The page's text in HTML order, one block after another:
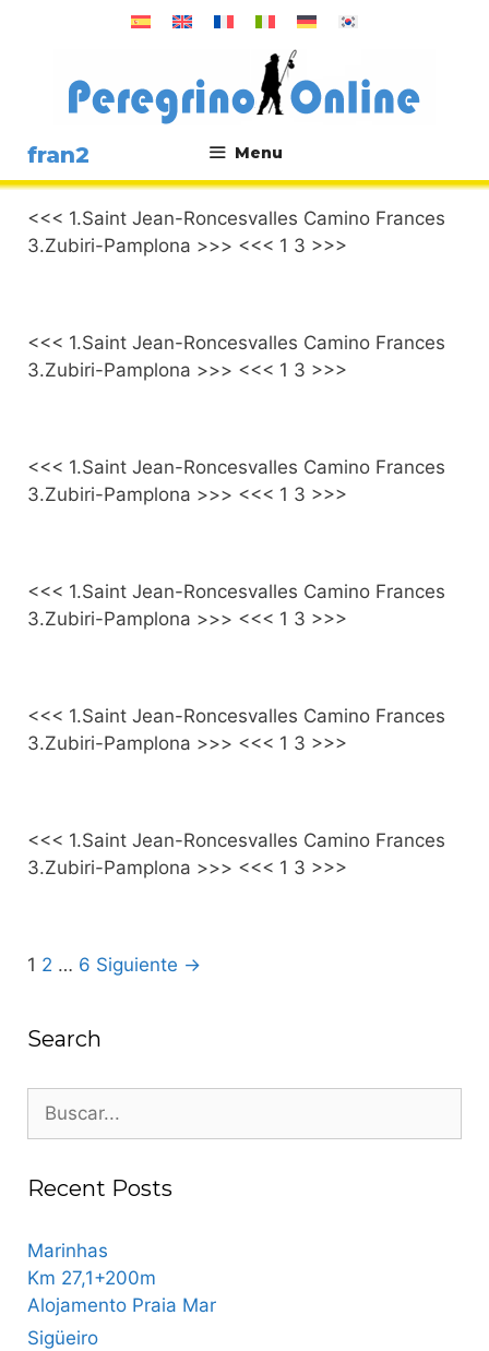
Menu
.
fran2
<<< 1.Saint Jean-Roncesvalles Camino Frances
3.Zubiri-Pamplona >>> <<< 1 3 >>>
<<< 1.Saint Jean-Roncesvalles Camino Frances
3.Zubiri-Pamplona >>> <<< 1 3 >>>
<<< 1.Saint Jean-Roncesvalles Camino Frances
3.Zubiri-Pamplona >>> <<< 1 3 >>>
<<< 1.Saint Jean-Roncesvalles Camino Frances
3.Zubiri-Pamplona >>> <<< 1 3 >>>
<<< 1.Saint Jean-Roncesvalles Camino Frances
3.Zubiri-Pamplona >>> <<< 1 3 >>>
<<< 1.Saint Jean-Roncesvalles Camino Frances
3.Zubiri-Pamplona >>> <<< 1 3 >>>
Post
1 2 … 6 Siguiente →
Search
Buscar:
Recent Posts
Marinhas
Km 27,1+200m
Alojamento Praia Mar
Sigüeiro